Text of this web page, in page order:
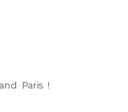
Paris !